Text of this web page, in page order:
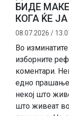
БИДЕ
КОГА ЌЕ
08.07.2026 /
Во
изборните
коментари.
едно прашање
некој што
што живеат